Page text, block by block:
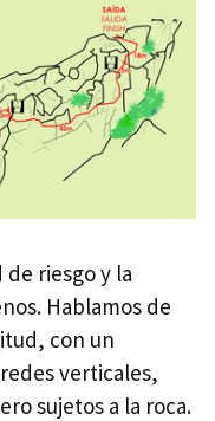
riesgo y la
Hablamos de
con un
verticales,
sujetos a la roca.